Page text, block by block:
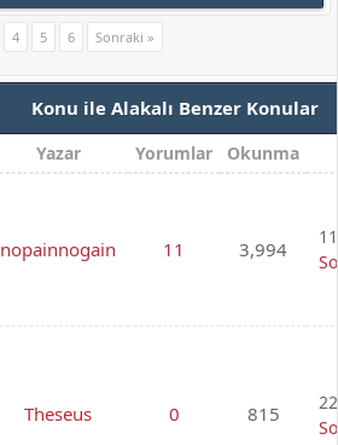
4 5 6 Sonraki »
Konu ile Alakalı Benzer Konular
Yazar Yorumlar Okunma
nopainnogain 11 3,994
Theseus 0 815